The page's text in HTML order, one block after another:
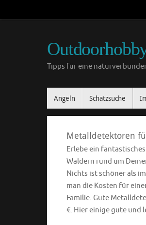
Tipps für eine
Angeln Schatzsuche
Metalldetektoren
Erlebe ein
Wäldern rund um
Nichts ist schöner als
man die Kosten für
Familie. Gute
€. Hier einige gute und